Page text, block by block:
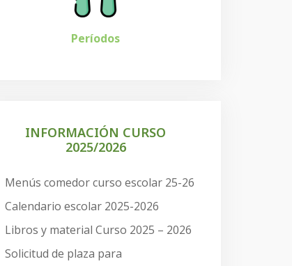
Períodos
INFORMACIÓN CURSO
2025/2026
Menús comedor curso escolar 25-26
Calendario escolar 2025-2026
Libros y material Curso 2025 – 2026
Solicitud de plaza para